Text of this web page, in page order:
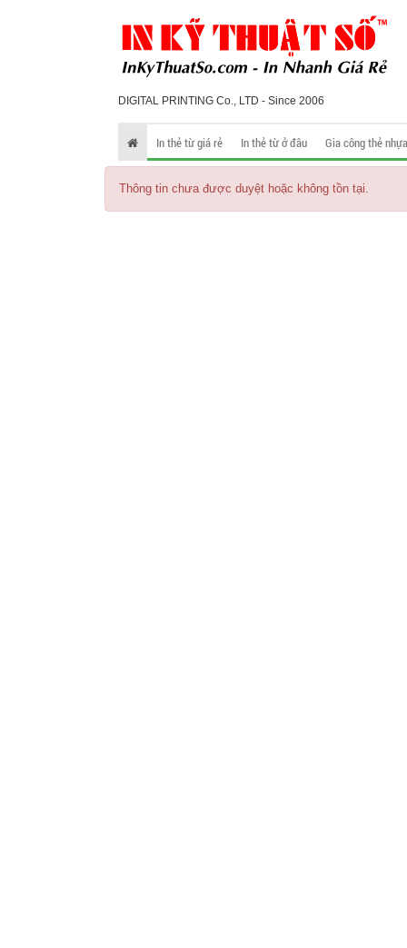
DIGITAL PRINTING Co., LTD - Since 2006
In thẻ từ giá rẻ In thẻ từ ở đâu Gia công thẻ nhựa
Thông tin chưa được duyệt hoặc không tồn tại.